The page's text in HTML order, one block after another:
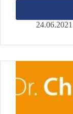
24.06.2021